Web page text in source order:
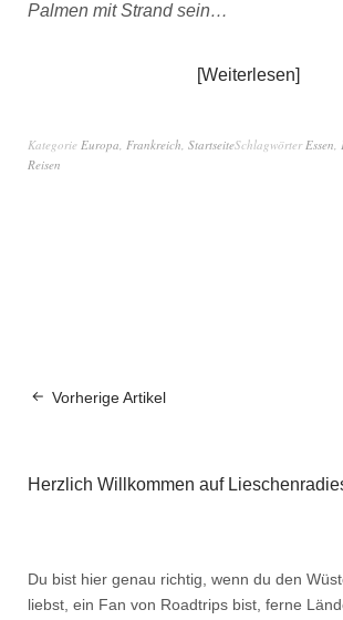
Palmen mit Strand sein…
Weiterlesen
Kategorie Europa, Frankreich, StartseiteSchlagwörterEssen,
Reisen
Vorherige Artikel
Herzlich Willkommen auf
Du bist hier genau richtig, wenn du den
liebst, ein Fan von Roadtrips bist, ferne